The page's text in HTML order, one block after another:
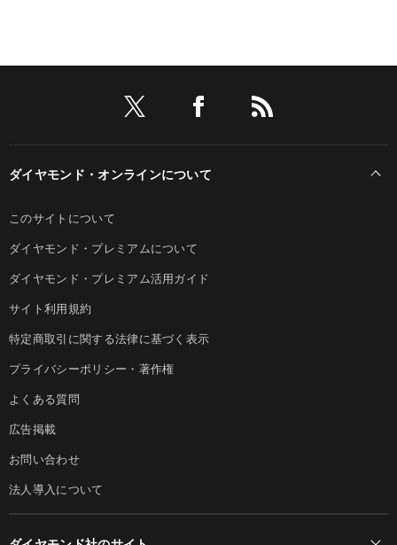
ダイヤモンド・オンラインについて
このサイトについて
ダイヤモンド・プレミアムについて
ダイヤモンド・プレミアム活用ガイド
サイト利用規約
特定商取引に関する法律に基づく表示
プライバシーポリシー・著作権
よくある質問
広告掲載
お問い合わせ
法人導入について